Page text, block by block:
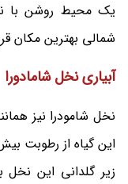
یک محیط روشن با
شمالی بهترین مکان
آبیارینخل شامادورا
نخل شامودرا نیز
این گیاه از رطوبت
زیر گلدانی این نخل